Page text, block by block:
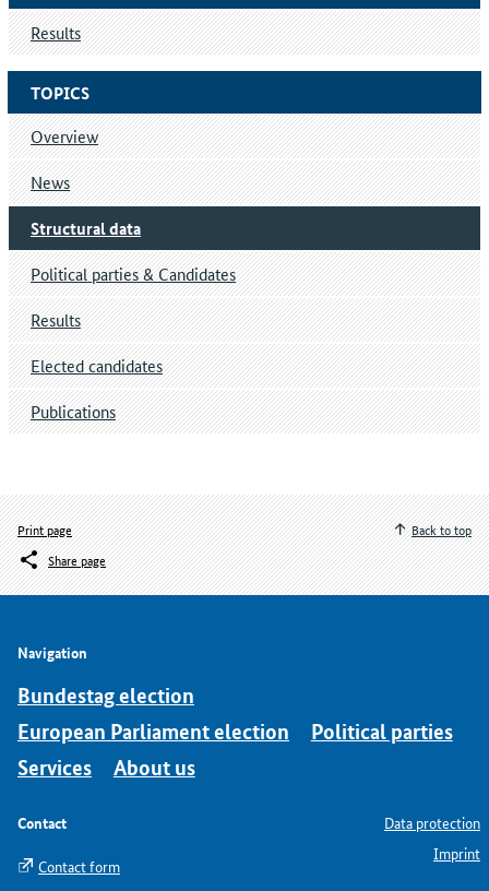
TOPICS
Overview
News
Structural data
Political parties & Candidates
Results
Elected candidates
Publications
Results
Print page
Share page
Back to top
Navigation
Bundestag election
European Parliament election
Political parties
Services
About us
Contact
Contact form
Data protection
Imprint